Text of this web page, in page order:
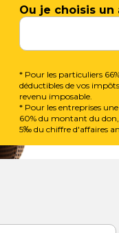
Ou je choisis
* Pour les particuliers
déductibles de vos
revenu imposable.
* Pour les entreprises
60% du montant du
5‰ du chiffre d'affaires